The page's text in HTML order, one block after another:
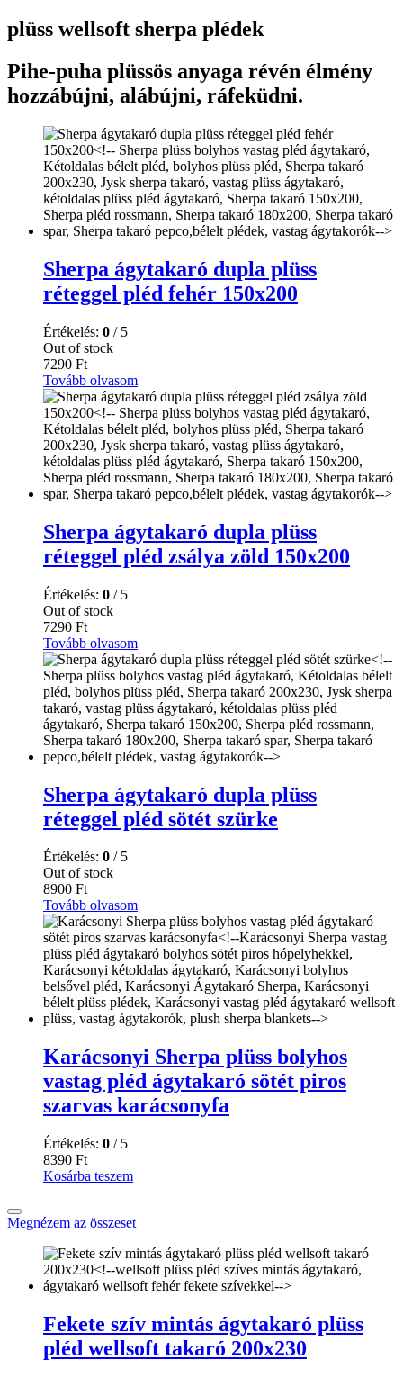
plüss wellsoft sherpa plédek
Pihe-puha plüssös anyaga révén élmény
hozzábújni, alábújni, ráfeküdni.
Sherpa ágytakaró dupla plüss
réteggel pléd fehér 150x200
Értékelés: 0 / 5
Out of stock
7290 Ft
Tovább olvasom
Sherpa ágytakaró dupla plüss
réteggel pléd zsálya zöld 150x200
Értékelés: 0 / 5
Out of stock
7290 Ft
Tovább olvasom
Sherpa ágytakaró dupla plüss
réteggel pléd sötét szürke
Értékelés: 0 / 5
Out of stock
8900 Ft
Tovább olvasom
Karácsonyi Sherpa plüss bolyhos
vastag pléd ágytakaró sötét piros
szarvas karácsonyfa
Értékelés: 0 / 5
8390 Ft
Kosárba teszem
Megnézem az összeset
Fekete szív mintás ágytakaró plüss
pléd wellsoft takaró 200x230